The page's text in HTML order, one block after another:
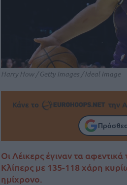
Harry How / Getty Images / Ideal Image
Κάνε το την
Οι Λέικερς έγιναν τα
Κλίπερς με 135-118 χάρη
ημίχρονο.